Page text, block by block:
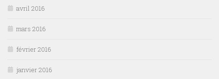
avril 2016
mars 2016
février 2016
janvier 2016